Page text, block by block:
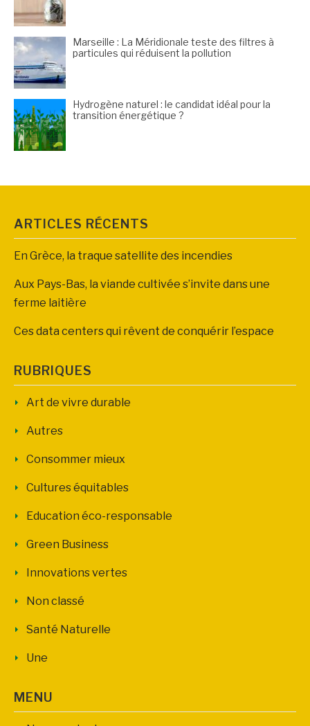
Marseille : La Méridionale teste des filtres à
particules qui réduisent la pollution
Hydrogène naturel : le candidat idéal pour la
transition énergétique ?
ARTICLES RÉCENTS
En Grèce, la traque satellite des incendies
Aux Pays-Bas, la viande cultivée s’invite dans une
ferme laitière
Ces data centers qui rêvent de conquérir l’espace
RUBRIQUES
Art de vivre durable
Autres
Consommer mieux
Cultures équitables
Education éco-responsable
Green Business
Innovations vertes
Non classé
Santé Naturelle
Une
MENU